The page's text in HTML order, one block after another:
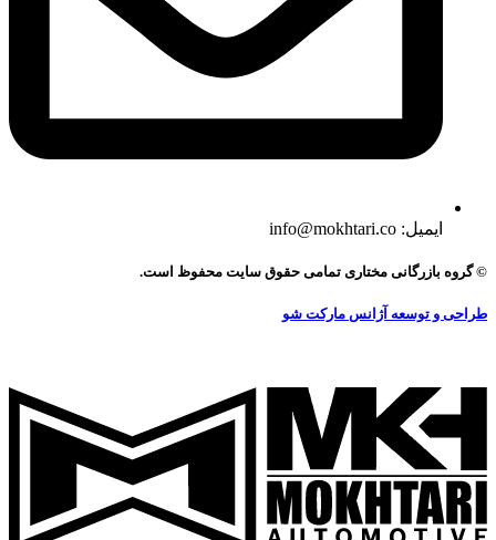
ایمیل: info@mokhtari.co
© گروه بازرگانی مختاری تمامی حقوق سایت محفوظ است.
طراحی و توسعه آژانس مارکت شو